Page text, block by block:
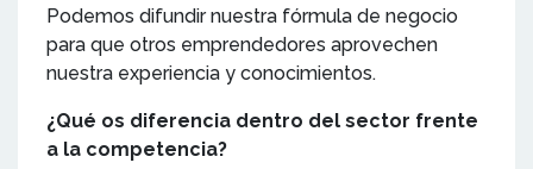
Podemos difundir nuestra fórmula de negocio
para que otros emprendedores aprovechen
nuestra experiencia y conocimientos.
¿Qué os diferencia dentro del sector frente
a la competencia?